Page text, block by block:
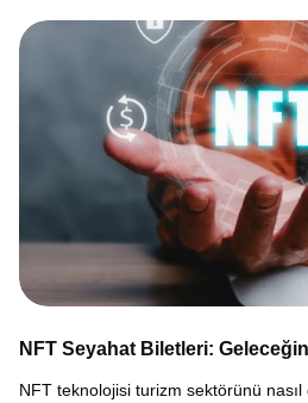
NFT Seyahat Biletleri:
NFT teknolojisi turizm sektörünü